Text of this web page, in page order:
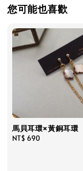
您可能也喜歡
馬貝耳環×黃銅耳環
Regular
NT$ 690